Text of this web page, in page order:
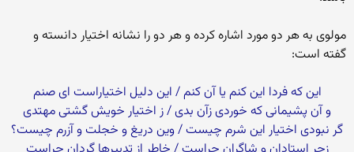
مولوى به هر دو مورد اشاره کرده و هر دو را نشانه اختیار دانسته و
گفته است:
این که فردا این کنم یا آن کنم / این دلیل اختیاراست اى صنم‏
و آن پشیمانى که خوردى زآن بدى / ز اختیار خویش گشتى مهتدى
گر نبودى اختیار این شرم چیست / وین دریغ و خجلت و آزرم چیست؟